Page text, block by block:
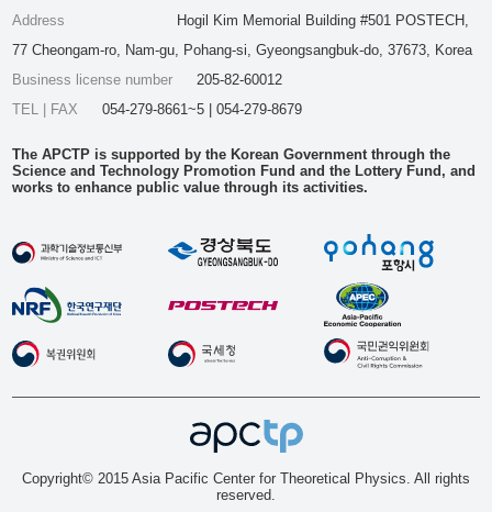
Address
Hogil Kim Memorial Building #501 POSTECH,
77 Cheongam-ro, Nam-gu, Pohang-si, Gyeongsangbuk-do, 37673, Korea
Business license number
205-82-60012
TEL | FAX
054-279-8661~5 | 054-279-8679
The APCTP is supported by the Korean Government through the
Science and Technology Promotion Fund and the Lottery Fund, and
works to enhance public value through its activities.
Copyright© 2015 Asia Pacific Center for Theoretical Physics. All rights
reserved.